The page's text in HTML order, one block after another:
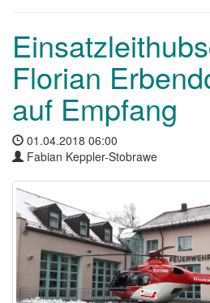
Florian
auf Empfang
01.04.2018 06:00
Fabian Keppler-Stobrawe